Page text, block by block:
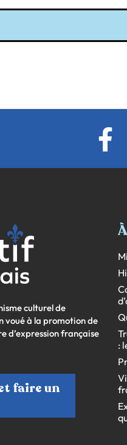
culturel de
voué à la promotion de
d’expression française
faire un
: